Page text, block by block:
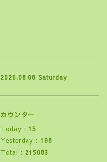
2026.08.08 Saturday
カウンター
Today : 15
Yesterday : 198
Total : 215083